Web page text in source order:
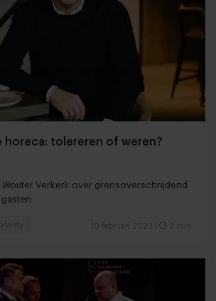
horeca: tolereren of weren?
Verkerk over grensoverschrijdend
10 februari 2023 3 min